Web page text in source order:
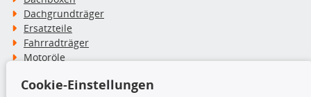
Dachgrundträger
Ersatzteile
Fahrradträger
Motoröle
Schneeketten
Cookie-Einstellungen